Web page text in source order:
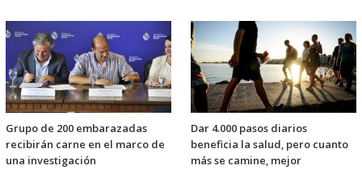
Grupo de 200 embarazadas
recibirán carne en el marco de
una investigación
Dar 4.000 pasos diarios
beneficia la salud, pero cuanto
más se camine, mejor